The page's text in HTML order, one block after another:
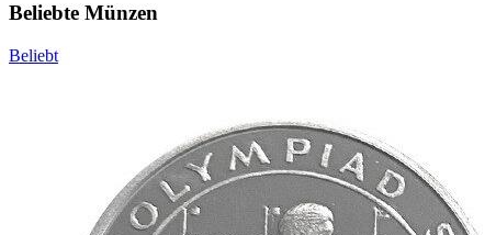
Beliebte Münzen
Beliebt